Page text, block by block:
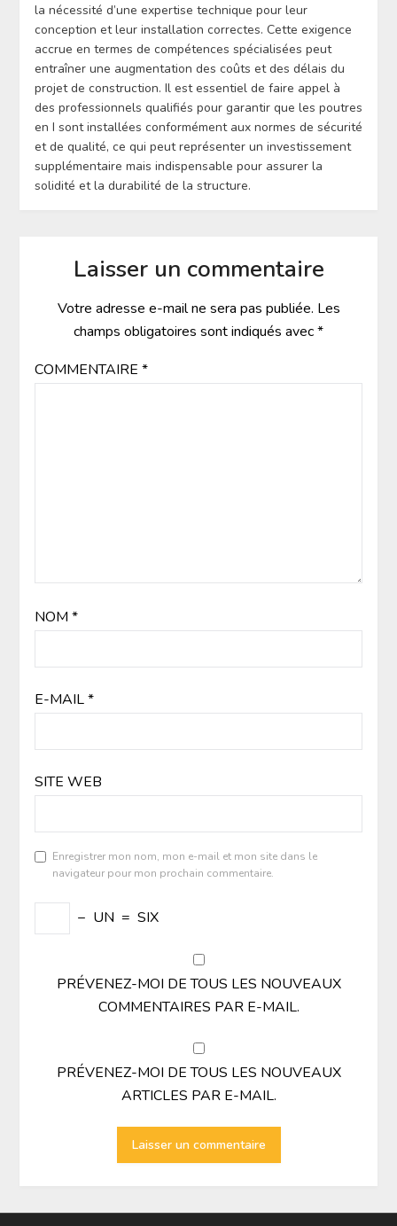
la nécessité d’une expertise technique pour leur
conception et leur installation correctes. Cette exigence
accrue en termes de compétences spécialisées peut
entraîner une augmentation des coûts et des délais du
projet de construction. Il est essentiel de faire appel à
des professionnels qualifiés pour garantir que les poutres
en I sont installées conformément aux normes de sécurité
et de qualité, ce qui peut représenter un investissement
supplémentaire mais indispensable pour assurer la
solidité et la durabilité de la structure.
Laisser un commentaire
Votre adresse e-mail ne sera pas publiée. Les
champs obligatoires sont indiqués avec*
COMMENTAIRE *
NOM *
E-MAIL*
SITE WEB
Enregistrer mon nom, mon e-mail et mon site dans le
navigateur pour mon prochain commentaire.
− UN = SIX
PRÉVENEZ-MOI DE TOUS LES NOUVEAUX
COMMENTAIRES PAR E-MAIL.
PRÉVENEZ-MOI DE TOUS LES NOUVEAUX
ARTICLES PAR E-MAIL.